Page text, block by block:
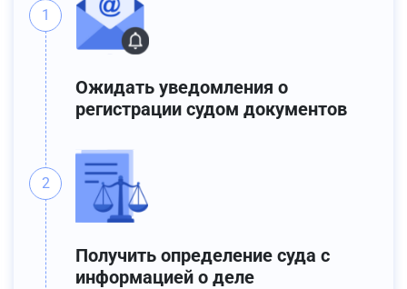
Ожидать уведомления о
регистрации судом документов
Получить определение суда с
информацией о деле